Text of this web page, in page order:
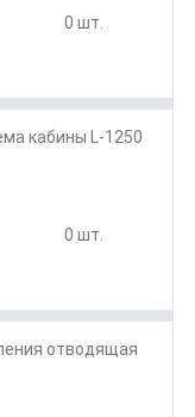
0 шт.
кабины L-1250
0 шт.
отводящая